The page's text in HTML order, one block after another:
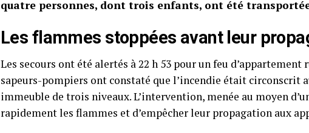
quatre personnes, dont trois enfants, ont été
Les flammes stoppées avant leur
Les secours ont été alertés à 22 h 53 pour un feu d’appartement
sapeurs-pompiers ont constaté que l’incendie était circonscrit
immeuble de trois niveaux. L’intervention, menée au moyen
rapidement les flammes et d’empêcher leur propagation aux